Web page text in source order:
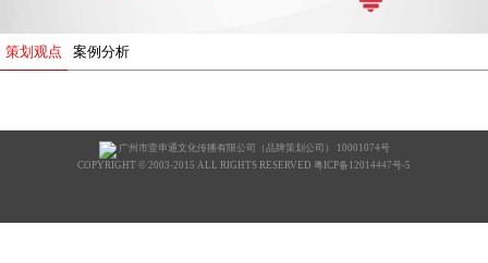
策划观点 案例分析
广州市壹串通文化传播有限公司（品牌策划公司） 10001074号
COPYRIGHT © 2003-2015 ALL RIGHTS RESERVED 粤ICP备12014447号-5